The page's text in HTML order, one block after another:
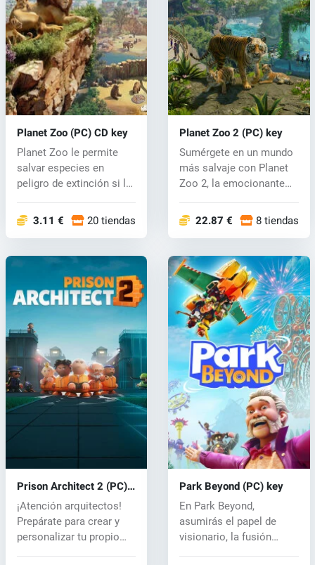
Planet Zoo (PC) CD key
Planet Zoo le permite
salvar especies en
peligro de extinción si lo
3.11 € 20 tiendas
Planet Zoo 2 (PC) key
Sumérgete en un mundo
más salvaje con Planet
Zoo 2, la emocionante
22.87 € 8 tiendas
Prison Architect 2 (PC)
key
¡Atención arquitectos!
Prepárate para crear y
personalizar tu propio
Park Beyond (PC) key
En Park Beyond,
asumirás el papel de
visionario, la fusión